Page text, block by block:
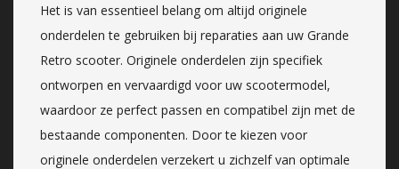
Het is van essentieel belang om altijd originele
onderdelen te gebruiken bij reparaties aan uw Grande
Retro scooter. Originele onderdelen zijn specifiek
ontworpen en vervaardigd voor uw scootermodel,
waardoor ze perfect passen en compatibel zijn met de
bestaande componenten. Door te kiezen voor
originele onderdelen verzekert u zichzelf van optimale